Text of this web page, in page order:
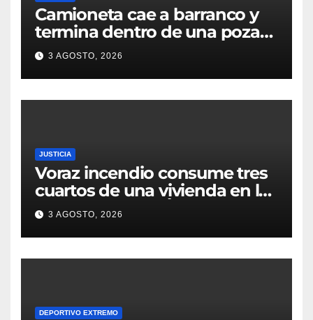
Camioneta cae a barranco y
termina dentro de una poza
en Coatzintla; conductor sale
con golpes leves
3 AGOSTO, 2026
JUSTICIA
Voraz incendio consume tres
cuartos de una vivienda en la
colonia Manuel Ávila
Camacho
3 AGOSTO, 2026
DEPORTIVO EXTREMO